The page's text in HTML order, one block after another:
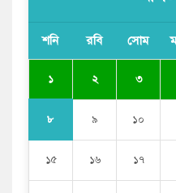
শনি রবি সোম
১ ২ ৩
৮ ৯ ১০
১৫ ১৬ ১৭